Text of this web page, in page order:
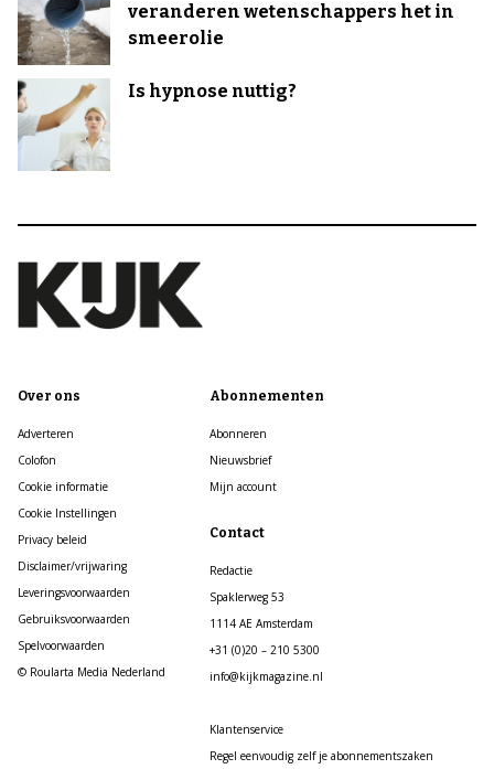
veranderen wetenschappers het in
smeerolie
Is hypnose nuttig?
Over ons
Adverteren
Colofon
Cookie informatie
Cookie Instellingen
Privacy beleid
Disclaimer/vrijwaring
Leveringsvoorwaarden
Gebruiksvoorwaarden
Spelvoorwaarden
© Roularta Media Nederland
Abonnementen
Abonneren
Nieuwsbrief
Mijn account
Contact
Redactie
Spaklerweg 53
1114 AE Amsterdam
+31 (0)20 – 210 5300
info@kijkmagazine.nl
Klantenservice
Regel eenvoudig zelf je abonnementszaken